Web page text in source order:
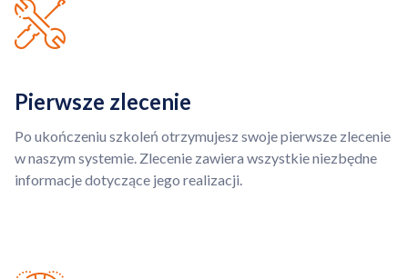
Pierwsze zlecenie
Po ukończeniu szkoleń otrzymujesz swoje pierwsze zlecenie
w naszym systemie. Zlecenie zawiera wszystkie niezbędne
informacje dotyczące jego realizacji.